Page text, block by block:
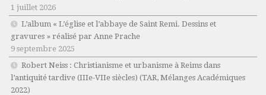
1 juillet 2026
L’album « L’église et l’abbaye de Saint Remi. Dessins et
gravures » réalisé par Anne Prache
9 septembre 2025
Robert Neiss : Christianisme et urbanisme à Reims dans
l’antiquité tardive (IIIe-VIIe siècles) (TAR, Mélanges Académiques
2022)